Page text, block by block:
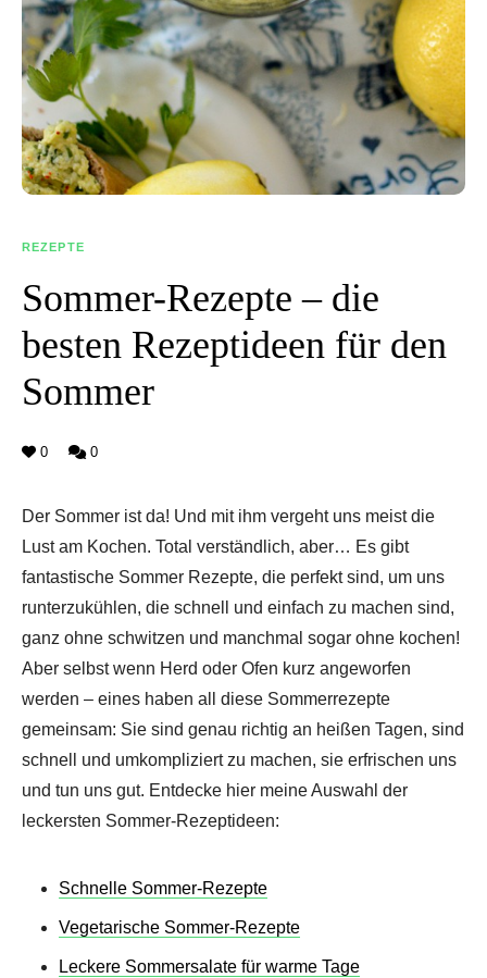
REZEPTE
Sommer-Rezepte – die
besten Rezeptideen für den
Sommer
0 0
Der Sommer ist da! Und mit ihm vergeht uns meist die
Lust am Kochen. Total verständlich, aber… Es gibt
fantastische Sommer Rezepte, die perfekt sind, um uns
runterzukühlen, die schnell und einfach zu machen sind,
ganz ohne schwitzen und manchmal sogar ohne kochen!
Aber selbst wenn Herd oder Ofen kurz angeworfen
werden – eines haben all diese Sommerrezepte
gemeinsam: Sie sind genau richtig an heißen Tagen, sind
schnell und umkompliziert zu machen, sie erfrischen uns
und tun uns gut. Entdecke hier meine Auswahl der
leckersten Sommer-Rezeptideen:
Schnelle Sommer-Rezepte
Vegetarische Sommer-Rezepte
Leckere Sommersalate für warme Tage